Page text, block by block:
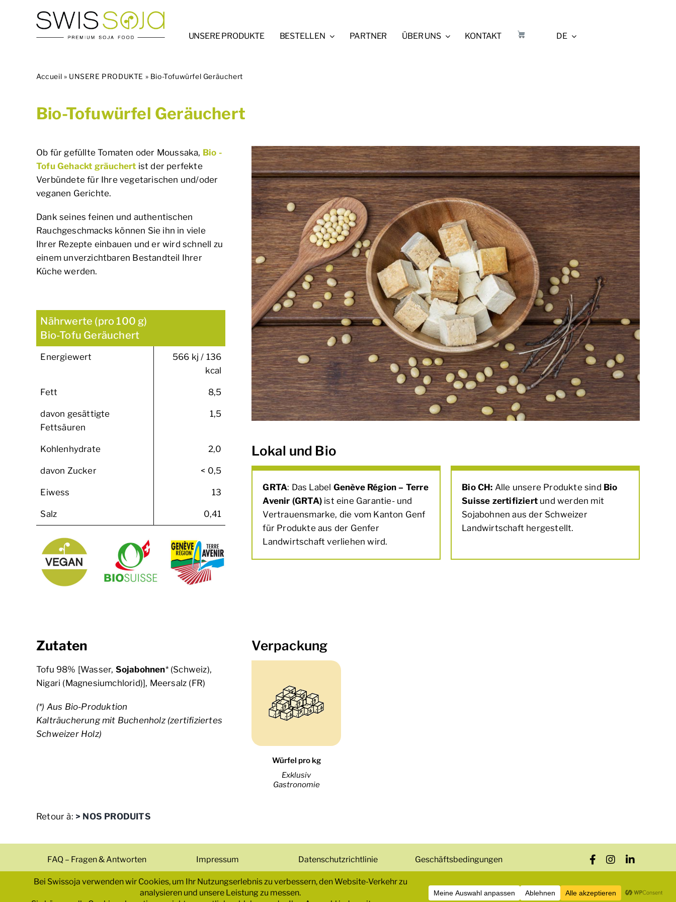
UNSERE PRODUKTE BESTELLEN PARTNER ÜBER UNS KONTAKT DE
Accueil » UNSERE PRODUKTE » Bio-Tofuwürfel Geräuchert
Bio-Tofuwürfel Geräuchert
Ob für gefüllte Tomaten oder Moussaka, Bio -
Tofu Gehackt gräuchert ist der perfekte
Verbündete für Ihre vegetarischen und/oder
veganen Gerichte.
Dank seines feinen und authentischen
Rauchgeschmacks können Sie ihn in viele
Ihrer Rezepte einbauen und er wird schnell zu
einem unverzichtbaren Bestandteil Ihrer
Küche werden.
Nährwerte (pro 100 g)
Bio-Tofu Geräuchert
Energiewert
566 kj / 136
kcal
Fett 8,5
davon gesättigte
Fettsäuren
1,5
Kohlenhydrate 2,0
davon Zucker < 0,5
Eiwess 13
Salz 0,41
Lokal und Bio
GRTA: Das Label Genève Région – Terre
Avenir (GRTA)ist eine Garantie- und
Vertrauensmarke, die vom Kanton Genf
für Produkte aus der Genfer
Landwirtschaft verliehen wird.
Bio CH: Alle unsere Produkte sind Bio
Suisse zertifiziertund werden mit
Sojabohnen aus der Schweizer
Landwirtschaft hergestellt.
Zutaten
Tofu 98% [Wasser, Sojabohnen* (Schweiz),
Nigari (Magnesiumchlorid)], Meersalz (FR)
(*) Aus Bio-Produktion
Kalträucherung mit Buchenholz (zertifiziertes
Schweizer Holz)
Verpackung
Würfel pro kg
Exklusiv
Gastronomie
Retour à: > NOS PRODUITS
FAQ – Fragen & Antworten Impressum Datenschutzrichtlinie Geschäftsbedingungen
© 2025 Alle Rechte vorbehaltenSWISSOJA SA • TYPOGRAPHICARTS